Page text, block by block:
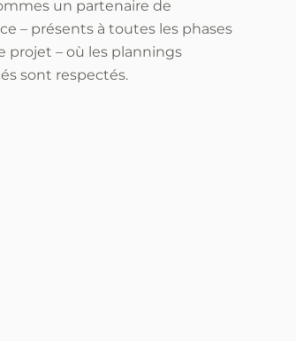
un partenaire de
– présents à toutes les phases
projet – où les plannings
sont respectés.